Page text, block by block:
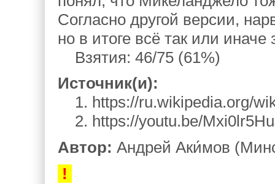
Согласно другой версии,
но в итоге всё так или
Взятия: 46/75 (61%)
Источник(и):
1. https://ru.wikipedia.org/
2. https://youtu.be/
Автор: Андрей Аки́мов
!